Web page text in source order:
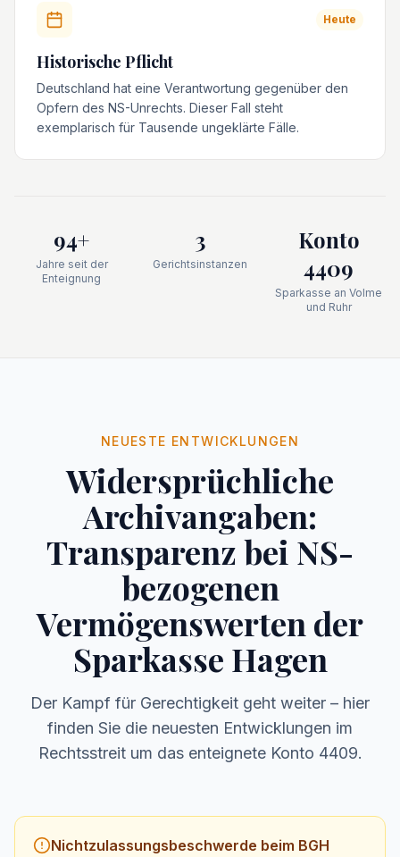
Heute
Historische Pflicht
Deutschland hat eine Verantwortung gegenüber den
Opfern des NS-Unrechts. Dieser Fall steht
exemplarisch für Tausende ungeklärte Fälle.
94+
Jahre seit der
Enteignung
3
Gerichtsinstanzen
Konto
4409
Sparkasse an Volme
und Ruhr
NEUESTE ENTWICKLUNGEN
Widersprüchliche
Archivangaben:
Transparenz bei NS-
bezogenen
Vermögenswerten der
Sparkasse Hagen
Der Kampf für Gerechtigkeit geht weiter – hier
finden Sie die neuesten Entwicklungen im
Rechtsstreit um das enteignete Konto 4409.
Nichtzulassungsbeschwerde beim BGH